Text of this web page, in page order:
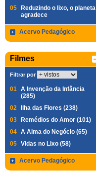
05
Reduzindo o lixo, o planeta
agradece
Acervo Pedagógico
Filmes
Filtrar por
01 A Invenção da Infância
(285)
02
Ilha das Flores (238)
03
Remédios do Amor (101)
04 A Alma do Negócio (65)
05 Vidas no Lixo (58)
Acervo Pedagógico